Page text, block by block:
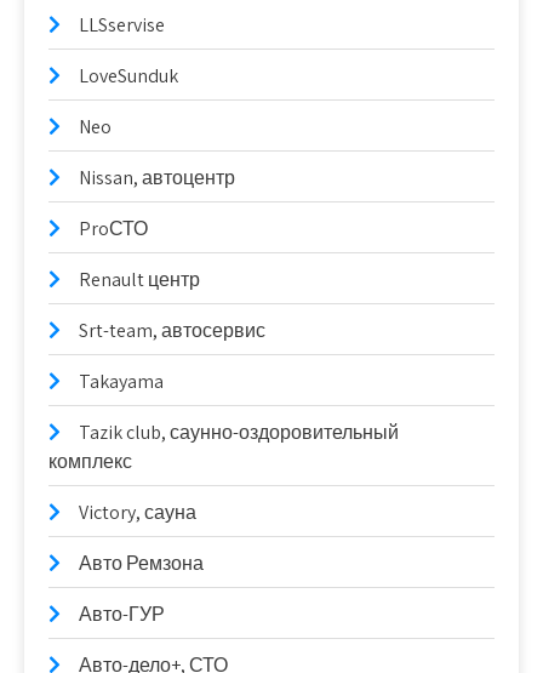
LLSservise
LoveSunduk
Neo
Nissan, автоцентр
ProСТО
Renault центр
Srt-team, автосервис
Takayama
Tazik club, саунно-оздоровительный
комплекс
Victory, сауна
Авто Ремзона
Авто-ГУР
Авто-дело+, СТО